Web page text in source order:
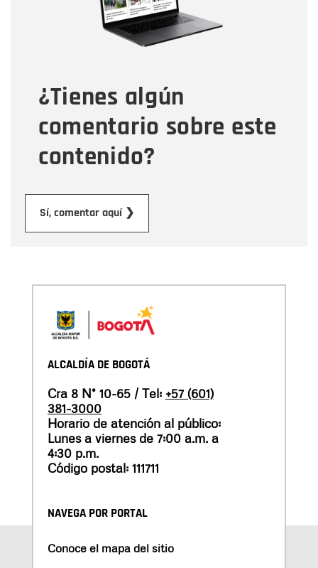
¿Tienes algún
comentario sobre este
contenido?
Sí, comentar aquí ❯
Tipo de comentario
Mensaje
ALCALDÍA DE BOGOTÁ
Cra 8 N° 10-65 / Tel: +57 (601)
381-3000
Horario de atención al público:
Lunes a viernes de 7:00 a.m. a
4:30 p.m.
Código postal: 111711
NAVEGA POR PORTAL
Conoce el mapa del sitio